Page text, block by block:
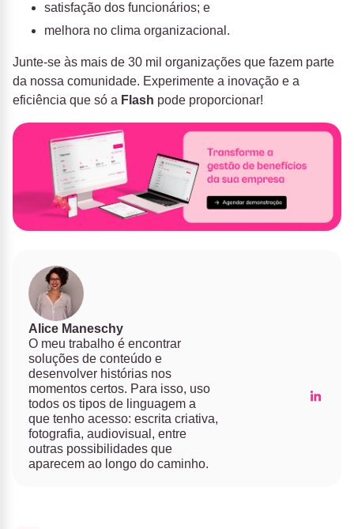
satisfação dos funcionários; e
melhora no clima organizacional.
Junte-se às mais de 30 mil organizações que fazem parte
da nossa comunidade. Experimente a inovação e a
eficiência que só a Flash pode proporcionar!
Alice Maneschy
O meu trabalho é encontrar
soluções de conteúdo e
desenvolver histórias nos
momentos certos. Para isso, uso
todos os tipos de linguagem a
que tenho acesso: escrita criativa,
fotografia, audiovisual, entre
outras possibilidades que
aparecem ao longo do caminho.